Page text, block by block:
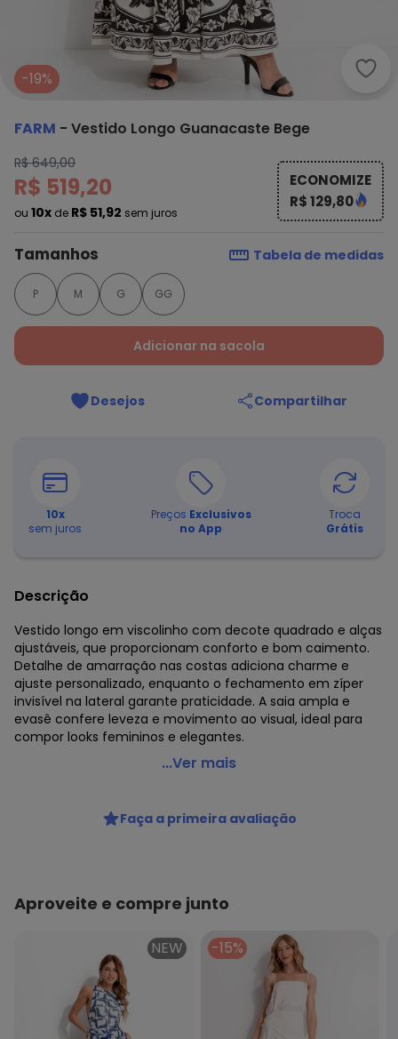
-19%
FARM - Vestido Longo Guanacaste Bege
R$ 649,00
R$ 519,20
ou 10x de R$ 51,92 sem juros
ECONOMIZE
R$ 129,80
Tamanhos Tabela de medidas
P M G GG
Adicionar na sacola
Desejos Compartilhar
10x
sem juros
Preços Exclusivos
no App
Troca
Grátis
Descrição
Vestido longo em viscolinho com decote quadrado e alças
ajustáveis, que proporcionam conforto e bom caimento.
Detalhe de amarração nas costas adiciona charme e
ajuste personalizado, enquanto o fechamento em zíper
invisível na lateral garante praticidade. A saia ampla e
evasê confere leveza e movimento ao visual, ideal para
compor looks femininos e elegantes.
Farm - Vestido Longo Guanacaste Bege
Modelagem: Ampla
Forro: Sim
Cinto: Não Acompanha
Decote Frente : Quadrado
Fornecedor: CIDADE MARAVILHOSA IND E COM DE ROUPAS /
CNPJ 96.116.690/0051-8
Feito: Brasil
Cuidados para conservação do produto: Nao Alvejar -Nao
Secar Em Tambor -Temperatura Maxima Da Base Do Ferro
...Ver mais
Faça a primeira avaliação
Aproveite e compre junto
NEW -15%